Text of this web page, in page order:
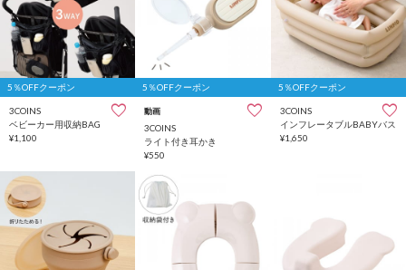
5％OFFクーポン
3COINS
ベビーカー用収納BAG
¥1,100
5％OFFクーポン
動画
3COINS
ライト付き耳かき
¥550
5％OFFクーポン
3COINS
インフレータブルBABYバス
¥1,650